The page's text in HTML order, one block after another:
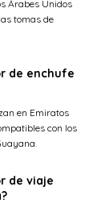
Árabes Unidos
tomas de
de enchufe
en Emiratos
con los
de viaje